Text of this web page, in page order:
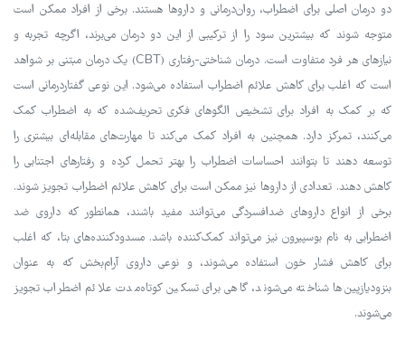
دو درمان اصلی برای اضطراب، روان‌درمانی و داروها هستند. برخی از افراد ممکن است
متوجه شوند که بیشترین سود را از ترکیبی از این دو درمان می‌برند، اگرچه تجربه و
نیازهای هر فرد متفاوت است. درمان شناختی-رفتاری (CBT) یک درمان مبتنی بر شواهد
است که اغلب برای کاهش علائم اضطراب استفاده می‌شود. این نوعی گفتاردرمانی است
که بر کمک به افراد برای تشخیص الگوهای فکری تحریف‌شده که به اضطراب کمک
می‌کنند، تمرکز دارد. همچنین به افراد کمک می‌کند تا مهارت‌های مقابله‌ای بیشتری را
توسعه دهند تا بتوانند احساسات اضطراب را بهتر تحمل کرده و رفتارهای اجتنابی را
کاهش دهند. تعدادی از داروها نیز ممکن است برای کاهش علائم اضطراب تجویز شوند.
برخی از انواع داروهای ضدافسردگی می‌توانند مفید باشند، همانطور که داروی ضد
اضطرابی به نام بوسپیرون نیز می‌تواند کمک‌کننده باشد. مسدودکننده‌های بتا، که اغلب
برای کاهش فشار خون استفاده می‌شوند، و نوعی داروی آرام‌بخش که به عنوان
بنزودیازپین‌ها شناخته می‌شوند، گاهی برای تسکین کوتاه‌مدت علائم اضطراب تجویز
می‌شوند.